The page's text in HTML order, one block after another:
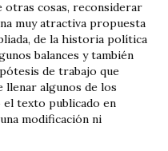
otras cosas, reconsiderar
muy atractiva propuesta
de la historia política
balances y también
de trabajo que
algunos de los
el texto publicado en
modificación ni